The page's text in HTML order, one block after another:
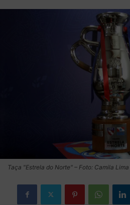
Taça "Estrela do Norte" – Foto: Camila